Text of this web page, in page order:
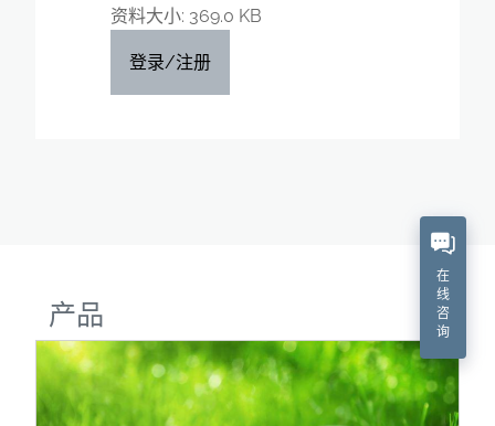
资料大小: 369.0 KB
登录/注册
产品
在
线
咨
询